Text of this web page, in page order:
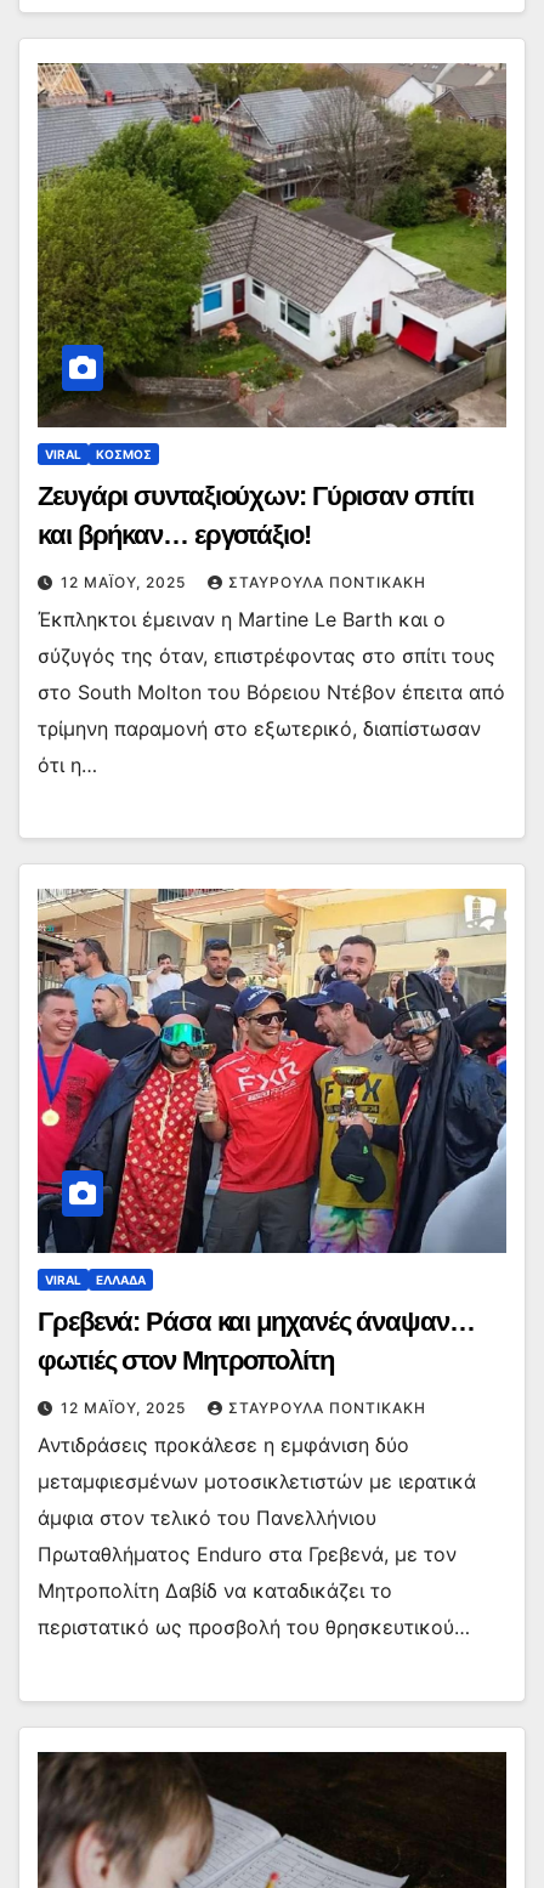
VIRAL ΚΟΣΜΟΣ
Zευγάρι συνταξιούχων: Γύρισαν σπίτι
και βρήκαν… εργοτάξιο!
12 ΜΑΪ́ΟΥ, 2025 ΣΤΑΥΡΟΎΛΑ ΠΟΝΤΙΚΆΚΗ
Έκπληκτοι έμειναν η Martine Le Barth και ο
σύζυγός της όταν, επιστρέφοντας στο σπίτι τους
στο South Molton του Βόρειου Ντέβον έπειτα από
τρίμηνη παραμονή στο εξωτερικό, διαπίστωσαν
ότι η…
VIRAL ΕΛΛΑΔΑ
Γρεβενά: Ράσα και μηχανές άναψαν…
φωτιές στον Μητροπολίτη
12 ΜΑΪ́ΟΥ, 2025 ΣΤΑΥΡΟΎΛΑ ΠΟΝΤΙΚΆΚΗ
Αντιδράσεις προκάλεσε η εμφάνιση δύο
μεταμφιεσμένων μοτοσικλετιστών με ιερατικά
άμφια στον τελικό του Πανελλήνιου
Πρωταθλήματος Enduro στα Γρεβενά, με τον
Μητροπολίτη Δαβίδ να καταδικάζει το
περιστατικό ως προσβολή του θρησκευτικού…